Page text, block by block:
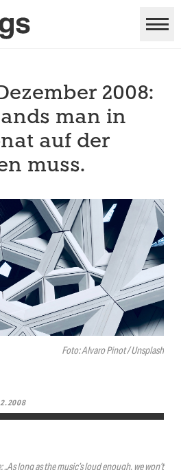
Foto: Alvaro Pinot / Unsplash
2008:
man in
auf der
muss.
long as the music’s loud enough, we won’t